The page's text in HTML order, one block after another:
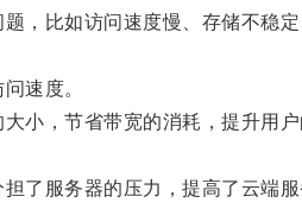
比如访问速度慢、存储不稳定
速度。
，节省带宽的消耗，提升用户
服务器的压力，提高了云端服